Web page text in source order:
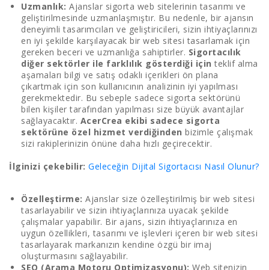
Uzmanlık: Ajanslar sigorta web sitelerinin tasarımı ve
geliştirilmesinde uzmanlaşmıştır. Bu nedenle, bir ajansın
deneyimli tasarımcıları ve geliştiricileri, sizin ihtiyaçlarınızı
en iyi şekilde karşılayacak bir web sitesi tasarlamak için
gereken beceri ve uzmanlığa sahiptirler. Sigortacılık
diğer sektörler ile farklılık gösterdiği için teklif alma
aşamaları bilgi ve satış odaklı içerikleri ön plana
çıkartmak için son kullanıcının analizinin iyi yapılması
gerekmektedir. Bu sebeple sadece sigorta sektörünü
bilen kişiler tarafından yapılması size büyük avantajlar
sağlayacaktır. AcerCrea ekibi sadece sigorta
sektörüne özel hizmet verdiğinden bizimle çalışmak
sizi rakiplerinizin önüne daha hızlı geçirecektir.
İlginizi çekebilir: Geleceğin Dijital Sigortacısı Nasıl Olunur?
Özelleştirme: Ajanslar size özelleştirilmiş bir web sitesi
tasarlayabilir ve sizin ihtiyaçlarınıza uyacak şekilde
çalışmalar yapabilir. Bir ajans, sizin ihtiyaçlarınıza en
uygun özellikleri, tasarımı ve işlevleri içeren bir web sitesi
tasarlayarak markanızın kendine özgü bir imaj
oluşturmasını sağlayabilir.
SEO (Arama Motoru Optimizasyonu): Web sitenizin